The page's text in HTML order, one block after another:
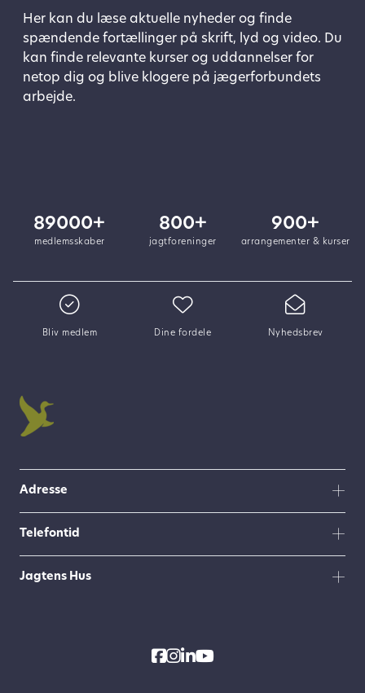
Her kan du læse aktuelle nyheder og finde
spændende fortællinger på skrift, lyd og video. Du
kan finde relevante kurser og uddannelser for
netop dig og blive klogere på jægerforbundets
arbejde.
Bliv medlem Dine fordele Nyhedsbrev
89000+
medlemsskaber
800+
jagtforeninger
900+
arrangementer & kurser
Adresse
Telefontid
Jagtens Hus